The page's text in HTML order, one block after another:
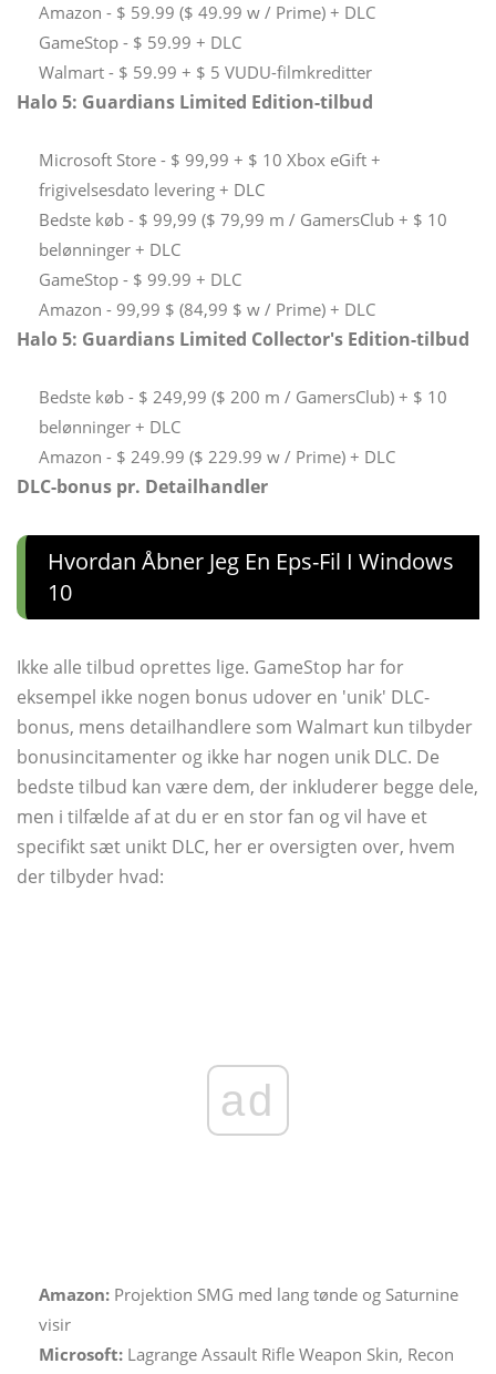
Amazon - $ 59.99 ($ ​​49.99 w / Prime) + DLC
GameStop - $ 59.99 + DLC
Walmart - $ 59.99 + $ 5 VUDU-filmkreditter
Halo 5: Guardians Limited Edition-tilbud
Microsoft Store - $ 99,99 + $ 10 Xbox eGift +
frigivelsesdato levering + DLC
Bedste køb - $ 99,99 ($ ​​79,99 m / GamersClub + $ 10
belønninger + DLC
GameStop - $ 99.99 + DLC
Amazon - 99,99 $ (84,99 $ w / Prime) + DLC
Halo 5: Guardians Limited Collector's Edition-tilbud
Bedste køb - $ 249,99 ($ ​​200 m / GamersClub) + $ 10
belønninger + DLC
Amazon - $ 249.99 ($ ​​229.99 w / Prime) + DLC
DLC-bonus pr. Detailhandler
Hvordan Åbner Jeg En Eps-Fil I Windows
10
Ikke alle tilbud oprettes lige. GameStop har for
eksempel ikke nogen bonus udover en 'unik' DLC-
bonus, mens detailhandlere som Walmart kun tilbyder
bonusincitamenter og ikke har nogen unik DLC. De
bedste tilbud kan være dem, der inkluderer begge dele,
men i tilfælde af at du er en stor fan og vil have et
specifikt sæt unikt DLC, her er oversigten over, hvem
der tilbyder hvad:
ad
Amazon: Projektion SMG med lang tønde og Saturnine
visir
Microsoft: Lagrange Assault Rifle Weapon Skin, Recon